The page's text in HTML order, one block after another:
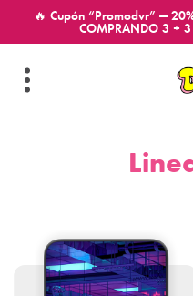
🔥 Cupón “Promodvr” —
COMPRANDO 3 + 3